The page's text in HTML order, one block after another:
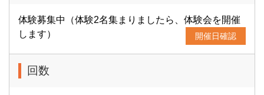
体験募集中（体験2名集まりましたら、体験会を開催
します）
開催日確認
回数